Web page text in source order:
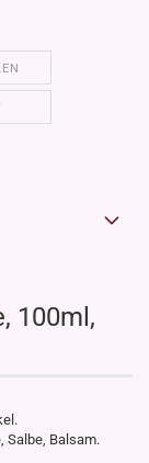
100ml,
Salbe, Balsam.